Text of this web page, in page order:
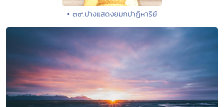
• ๓๙.ปางแสดงยมกปาฏิหาริย์